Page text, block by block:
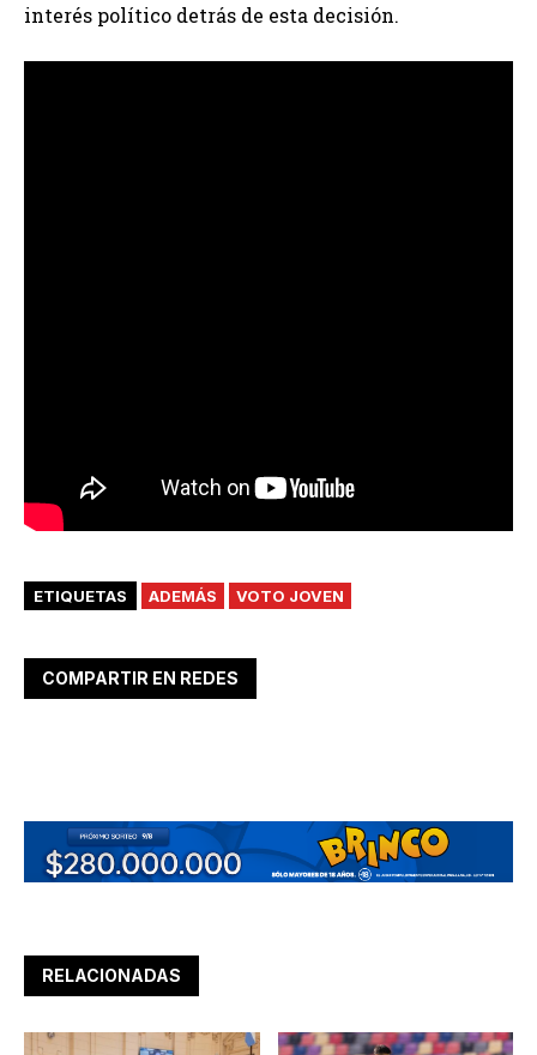
interés político detrás de esta decisión.
ETIQUETAS ADEMÁS VOTO JOVEN
COMPARTIR EN REDES
RELACIONADAS